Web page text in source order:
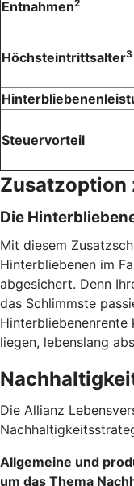
Entnahmen2
Höchsteintrittsalter3
Steuervorteil
Zusatzoption
Die
Mit diesem
Hinterbliebenen im
abgesichert. Denn
das Schlimmste
Hinterbliebenenrente
liegen, lebenslang
Die Allianz
Allgemeine und
um das Thema